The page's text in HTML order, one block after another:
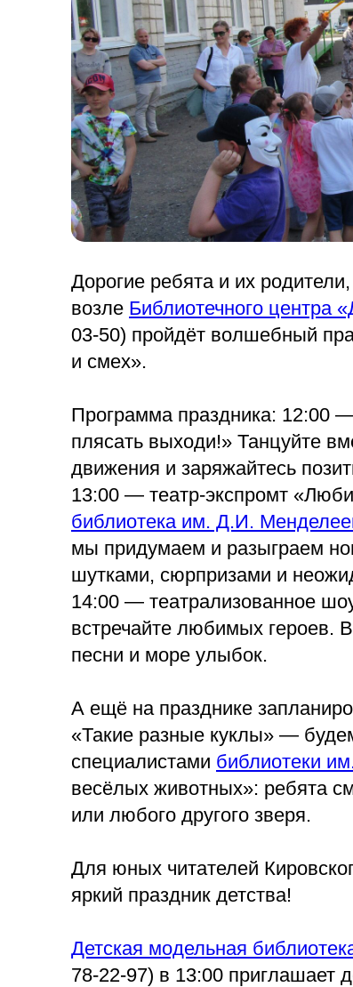
Дорогие ребята и их
возле Библиотечного центра
03-50) пройдёт волшебный
и смех».
Программа праздника: 12:00
плясать выходи!» Танцуйте
движения и заряжайтесь
13:00 — театр-экспромт
библиотека им. Д.И.
мы придумаем и разыграем
шутками, сюрпризами и
14:00 — театрализованное
встречайте любимых героев.
песни и море улыбок.
А ещё на празднике
«Такие разные куклы» —
специалистами библиотеки
весёлых животных»: ребята
или любого другого зверя.
Для юных читателей
яркий праздник детства!
Детская модельная
78-22-97) в 13:00 приглашает